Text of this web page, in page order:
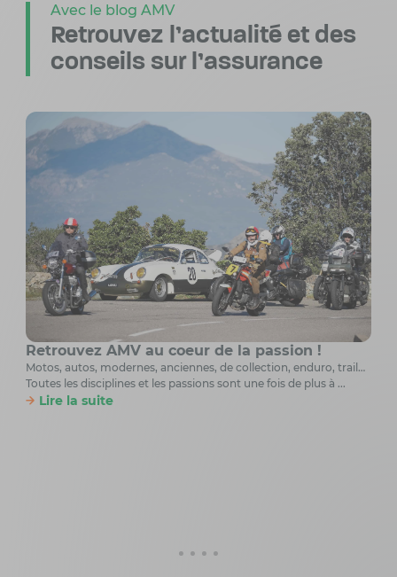
Avec le blog AMV
Retrouvez l’actualité et des
conseils sur l’assurance
Retrouvez AMV au coeur de la passion !
Motos, autos, modernes, anciennes, de collection, enduro, trail…
Toutes les disciplines et les passions sont une fois de plus à ...
Lire la suite